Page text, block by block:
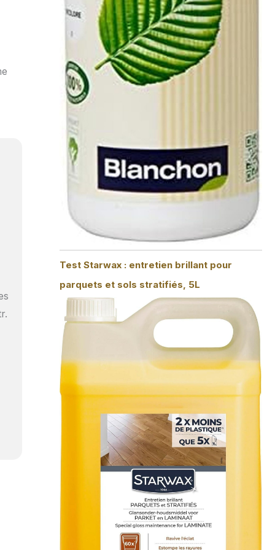
Test Starwax : entretien brillant pour
parquets et sols stratifiés, 5L